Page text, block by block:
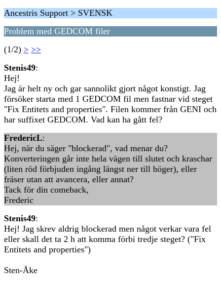
Ancestris Support > SVENSK
Problem med GEDCOM filer
(1/2) > >>
Stenis49:
Hej!
Jag är helt ny och gar sannolikt gjort något konstigt. Jag
försöker starta med 1 GEDCOM fil men fastnar vid steget
"Fix Entitets and properties". Filen kommer från GENI och
har suffixet GEDCOM. Vad kan ha gått fel?
FredericL:
Hej, när du säger "blockerad", vad menar du?
Konverteringen går inte hela vägen till slutet och kraschar
(liten röd förbjuden ingång längst ner till höger), eller
fräser utan att avancera, eller annat?
Tack för din comeback,
Frederic
Stenis49:
Hej! Jag skrev aldrig blockerad men något verkar vara fel
eller skall det ta 2 h att komma förbi tredje steget? ("Fix
Entitets and properties")
Sten-Åke